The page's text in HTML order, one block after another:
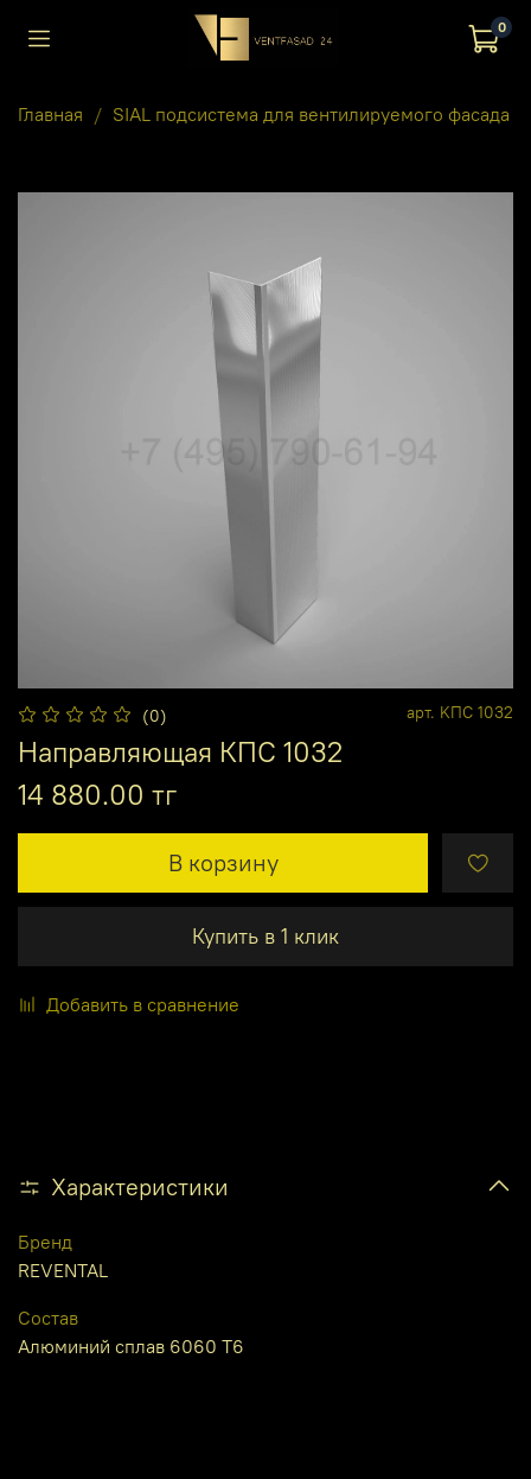
0
Главная SIAL подсистема для вентилируемого фасада
(0) арт. KПC 1032
Направляющая КПС 1032
14 880.00 тг
В корзину
Купить в 1 клик
Добавить в сравнение
Характеристики
Бренд
REVENTAL
Состав
Алюминий сплав 6060 Т6